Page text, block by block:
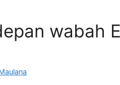
wabah